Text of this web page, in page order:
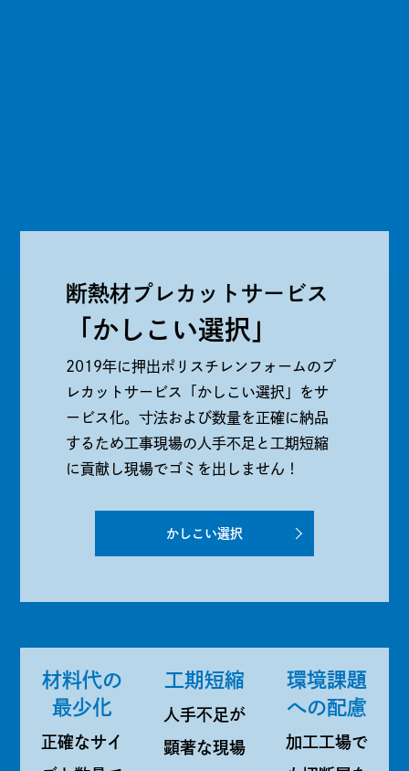
断熱材プレカットサービス
「かしこい選択」
2019年に押出ポリスチレンフォームのプ
レカットサービス「かしこい選択」をサ
ービス化。寸法および数量を正確に納品
するため工事現場の人手不足と工期短縮
に貢献し現場でゴミを出しません！
かしこい選択
材料代の
最少化
正確なサイ
工期短縮
人手不足が
顕著な現場
環境課題
への配慮
加工工場で